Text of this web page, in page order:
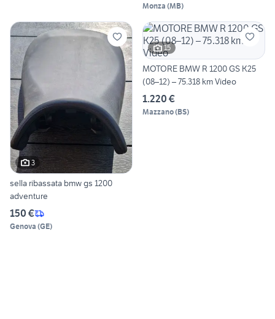
Monza (MB)
3
sella ribassata bmw gs 1200
adventure
150 €
Genova (GE)
15
MOTORE BMW R 1200 GS K25
(08–12) – 75.318 km Video
1.220 €
Mazzano(BS)